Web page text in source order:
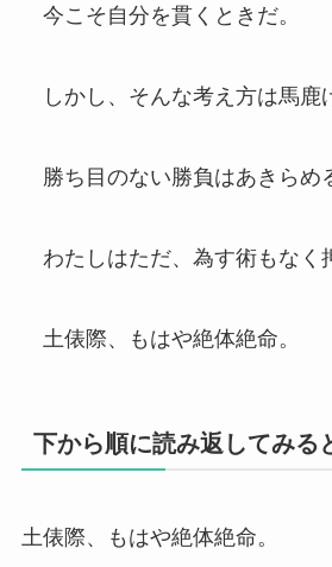
今こそ自分を貫くときだ。
しかし、そんな考え方は馬鹿
勝ち目のない勝負はあきらめ
わたしはただ、為す術もなく
土俵際、もはや絶体絶命。
下から順に読み返してみる
土俵際、もはや絶体絶命。